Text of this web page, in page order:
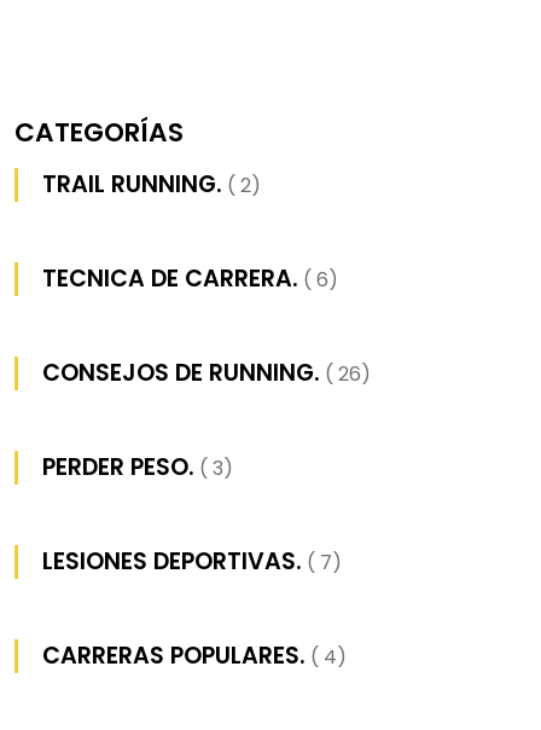
CATEGORÍAS
TRAIL RUNNING. ( 2)
TECNICA DE CARRERA. ( 6)
CONSEJOS DE RUNNING. ( 26)
PERDER PESO. ( 3)
LESIONES DEPORTIVAS. ( 7)
CARRERAS POPULARES. ( 4)